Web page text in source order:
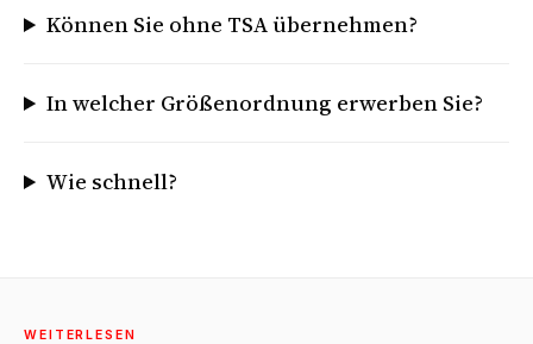
Können Sie ohne TSA übernehmen?
In welcher Größenordnung erwerben Sie?
Wie schnell?
WEITERLESEN